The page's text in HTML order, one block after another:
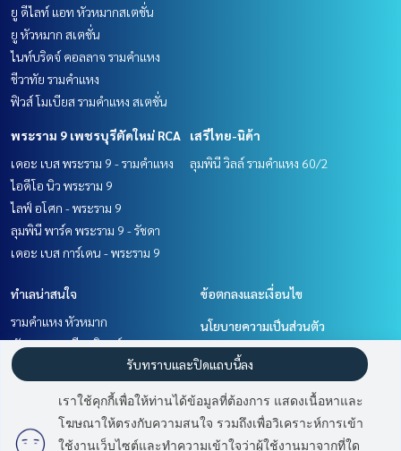
ยู ดีไลท์ แอท หัวหมากสเตชั่น
ยู หัวหมาก สเตชั่น
ไนท์บริดจ์ คอลลาจ รามคำแหง
ชีวาทัย รามคำแหง
ฟิวส์ โมเบียส รามคำแหง สเตชั่น
พระราม 9 เพชรบุรีตัดใหม่ RCA
เดอะ เบส พระราม 9 - รามคำแหง
ไอดีโอ นิว พระราม 9
ไลฟ์ อโศก - พระราม 9
ลุมพินี พาร์ค พระราม 9 - รัชดา
เดอะ เบส การ์เดน - พระราม 9
เสรีไทย-นิด้า
ลุมพินี วิลล์ รามคำแหง 60/2
ทำเลน่าสนใจ
รามคำแหง หัวหมาก
พัฒนาการ ศรีนครินทร์
พระราม 9 เพชรบุรีตัดใหม่ RCA
ข้อตกลงและเงื่อนไข
นโยบายความเป็นส่วนตัว
เกี่ยวกับเรา
วิธีการฝากขาย-เช่า
ติดต่อ
เราใช้คุกกี้เพื่อให้ท่านได้ข้อมูลที่ต้องการ แสดงเนื้อหาและ
โฆษณาให้ตรงกับความสนใจ รวมถึงเพื่อวิเคราะห์การเข้า
ใช้งานเว็บไซต์และทำความเข้าใจว่าผู้ใช้งานมาจากที่ใด
รับทราบและปิดแถบนี้ลง